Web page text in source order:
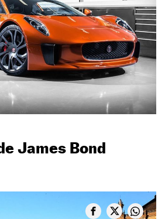
James Bond